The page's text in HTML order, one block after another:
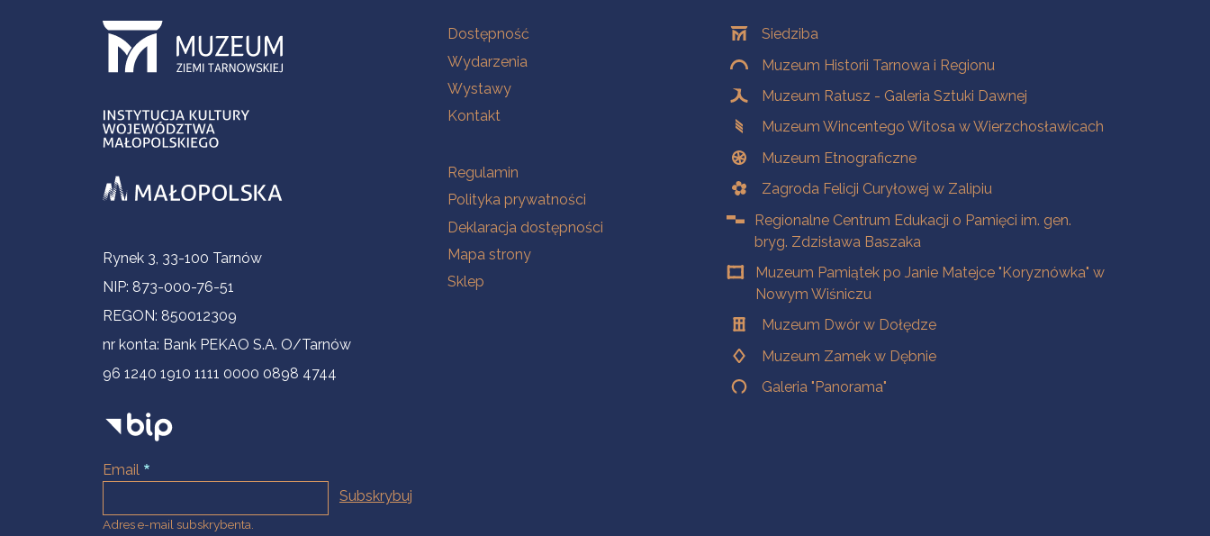
Informacje kontaktowe
Rynek 3, 33-100 Tarnów
NIP: 873-000-76-51
REGON: 850012309
nr konta: Bank PEKAO S.A. O/Tarnów
96 1240 1910 1111 0000 0898 4744
Email
Adres e-mail subskrybenta.
Na skróty
Dostępność
Wydarzenia
Wystawy
Kontakt
Na skróty
Regulamin
Polityka prywatności
Deklaracja dostępności
Mapa strony
Sklep
OddziałySiedziba
Muzeum Historii Tarnowa i Regionu
Muzeum Ratusz - Galeria Sztuki Dawnej
Muzeum Wincentego Witosa w Wierzchosławicach
Muzeum Etnograficzne
Zagroda Felicji Curyłowej w Zalipiu
Regionalne Centrum Edukacji o Pamięci im. gen.
bryg. Zdzisława Baszaka
Muzeum Pamiątek po Janie Matejce "Koryznówka" w
Nowym Wiśniczu
Muzeum Dwór w Dołędze
Muzeum Zamek w Dębnie
Galeria "Panorama"